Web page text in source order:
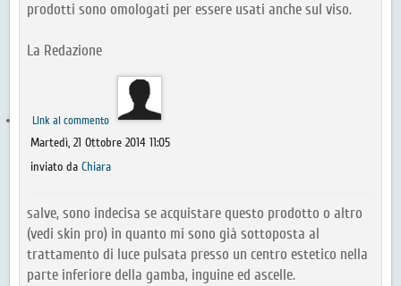
prodotti sono omologati per essere usati anche sul viso.
La Redazione
Link al commento
Martedì, 21 Ottobre 2014 11:05
inviato da Chiara
salve, sono indecisa se acquistare questo prodotto o altro
(vedi skin pro) in quanto mi sono già sottoposta al
trattamento di luce pulsata presso un centro estetico nella
parte inferiore della gamba, inguine ed ascelle.